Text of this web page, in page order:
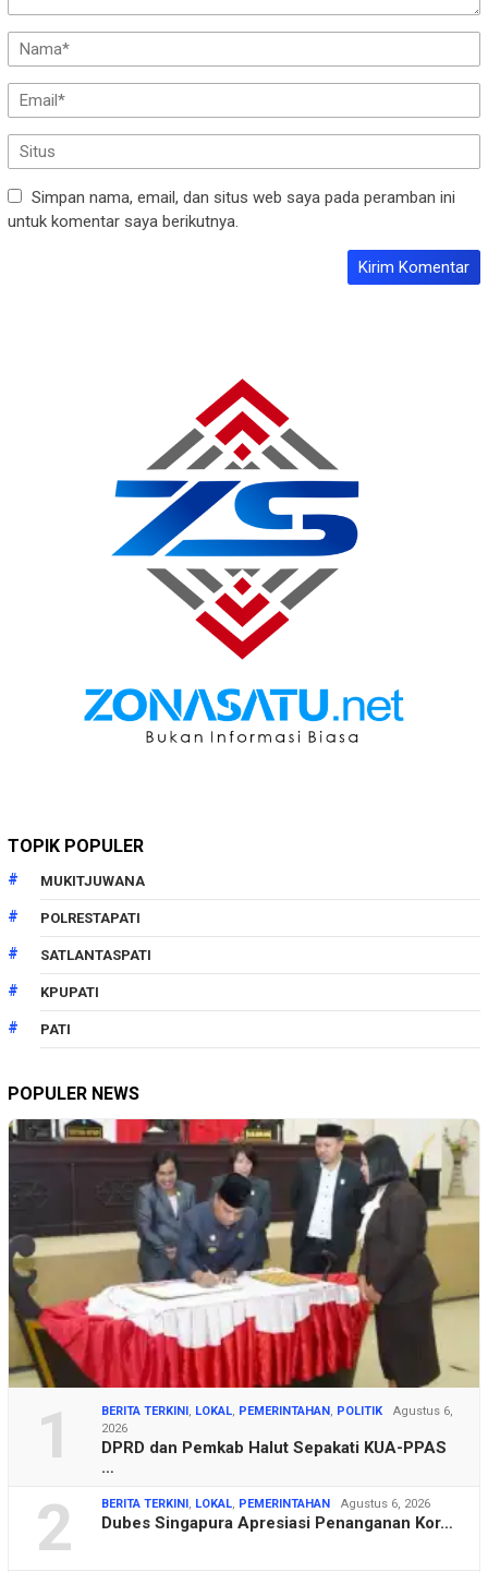
Simpan nama, email, dan situs web saya pada peramban ini
untuk komentar saya berikutnya.
TOPIK POPULER
MUKITJUWANA
POLRESTAPATI
SATLANTASPATI
KPUPATI
PATI
POPULER NEWS
1 BERITA TERKINI , LOKAL, PEMERINTAHAN , POLITIK
Agustus 6,
2026
DPRD dan Pemkab Halut Sepakati KUA-PPAS
…
2 BERITA TERKINI , LOKAL, PEMERINTAHAN Agustus 6, 2026
Dubes Singapura Apresiasi Penanganan Kor…